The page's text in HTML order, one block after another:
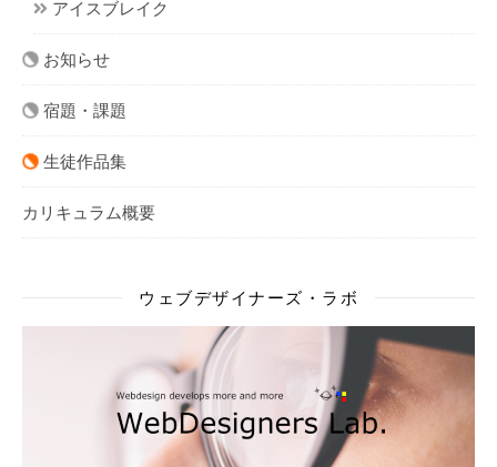
アイスブレイク
お知らせ
宿題・課題
生徒作品集
カリキュラム概要
ウェブデザイナーズ・ラボ